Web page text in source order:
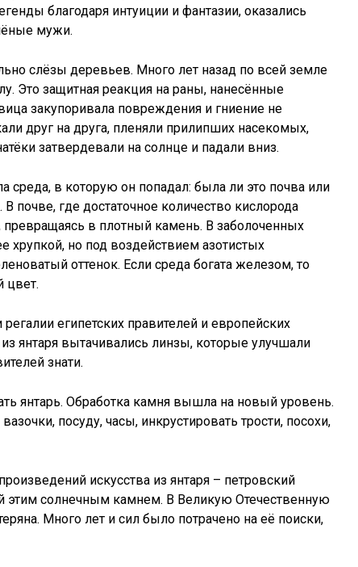
благодаря интуиции и фантазии, оказались
мужи.
слёзы деревьев. Много лет назад по всей земле
Это защитная реакция на раны, нанесённые
закупоривала повреждения и гниение не
друг на друга, пленяли прилипших насекомых,
затвердевали на солнце и падали вниз.
в которую он попадал: была ли это почва или
В почве, где достаточное количество кислорода
в плотный камень. В заболоченных
хрупкой, но под воздействием азотистых
оттенок. Если среда богата железом, то
цвет.
египетских правителей и европейских
янтаря вытачивались линзы, которые улучшали
знати.
янтарь. Обработка камня вышла на новый уровень.
посуду, часы, инкрустировать трости, посохи,
искусства из янтаря – петровский
этим солнечным камнем. В Великую Отечественную
Много лет и сил было потрачено на её поиски,